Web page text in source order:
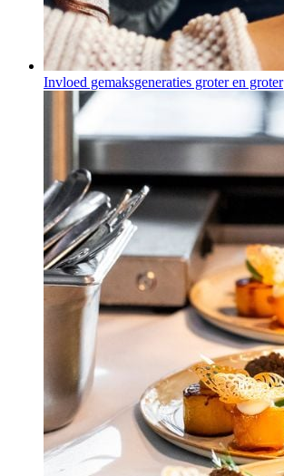
Invloed gemaksgeneraties groter en groter